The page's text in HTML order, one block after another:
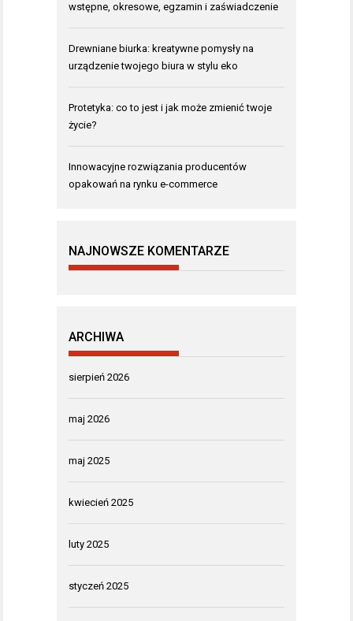
wstępne, okresowe, egzamin i zaświadczenie
Drewniane biurka: kreatywne pomysły na
urządzenie twojego biura w stylu eko
Protetyka: co to jest i jak może zmienić twoje
życie?
Innowacyjne rozwiązania producentów
opakowań na rynku e-commerce
NAJNOWSZE KOMENTARZE
ARCHIWA
sierpień 2026
maj 2026
maj 2025
kwiecień 2025
luty 2025
styczeń 2025